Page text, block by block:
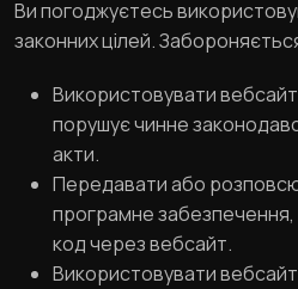
Ви погоджуєтесь
законних цілей.
Використовувати
порушує чинне
акти.
Передавати або
програмне забезпечення,
код через вебсайт.
Використовувати